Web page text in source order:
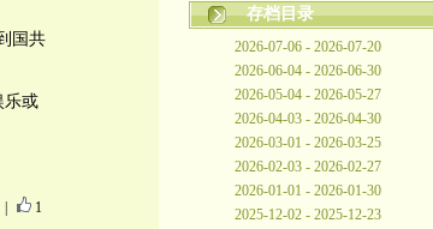
国共
乐或
1
存档目录
2026-07-06 - 2026-07-20
2026-06-04 - 2026-06-30
2026-05-04 - 2026-05-27
2026-04-03 - 2026-04-30
2026-03-01 - 2026-03-25
2026-02-03 - 2026-02-27
2026-01-01 - 2026-01-30
2025-12-02 - 2025-12-23